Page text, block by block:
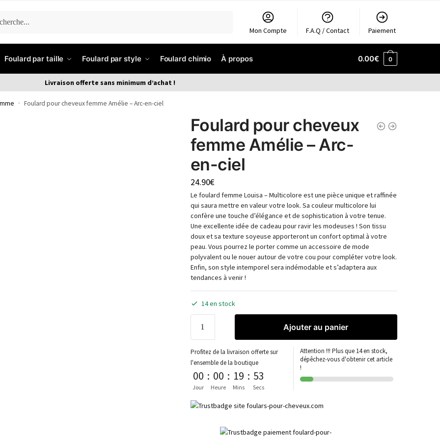
Mon Compte F.A.Q / Contact Paiement
Foulard par taille Foulard par style Foulard chimio À propos 0.00€ 0
Livraison offerte sans minimum d’achat !
» Foulard pour cheveux femme Amélie – Arc-en-ciel
Foulard pour cheveux
femme Amélie – Arc-
en-ciel
24.90€
Le foulard femme Louisa – Multicolore est une pièce unique et raffinée
qui saura mettre en valeur votre look. Sa couleur multicolore lui
confère une touche d’élégance et de sophistication à votre tenue.
Une excellente idée de cadeau pour ravir les modeuses ! Son tissu
doux et sa texture soyeuse apporteront un confort optimal à votre
peau. Vous pourrez le porter comme un accessoire de mode
polyvalent ou le nouer autour de votre cou pour compléter votre look.
Enfin, son style intemporel sera indémodable et s’adaptera aux
tendances à venir !
14 en stock
Ajouter au panier
Profitez de la livraison offerte sur
l'ensemble de la boutique
00
Jour
: 00
Heure
: 19
Mins
: 52
Secs
Attention !!! Plus que 14 en stock,
dépêchez-vous d'obtenir cet article
!